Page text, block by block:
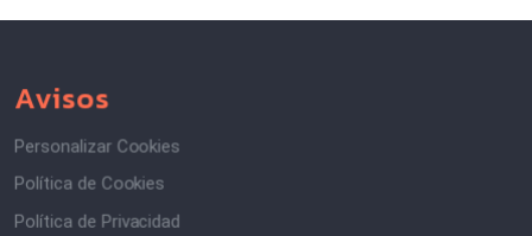
Avisos
Personalizar Cookies
Política de Cookies
Política de Privacidad